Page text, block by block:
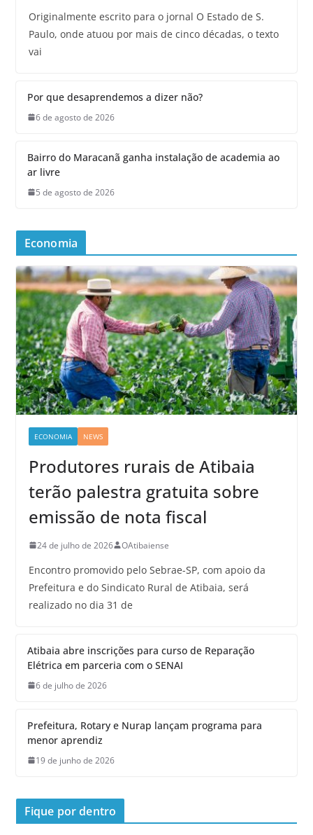
Originalmente escrito para o jornal O Estado de S.
Paulo, onde atuou por mais de cinco décadas, o texto
vai
Por que desaprendemos a dizer não?
6 de agosto de 2026
Bairro do Maracanã ganha instalação de academia ao
ar livre
5 de agosto de 2026
Economia
ECONOMIA NEWS
Produtores rurais de Atibaia
terão palestra gratuita sobre
emissão de nota fiscal
24 de julho de 2026 OAtibaiense
Encontro promovido pelo Sebrae-SP, com apoio da
Prefeitura e do Sindicato Rural de Atibaia, será
realizado no dia 31 de
Atibaia abre inscrições para curso de Reparação
Elétrica em parceria com o SENAI
6 de julho de 2026
Prefeitura, Rotary e Nurap lançam programa para
menor aprendiz
19 de junho de 2026
Fique por dentro